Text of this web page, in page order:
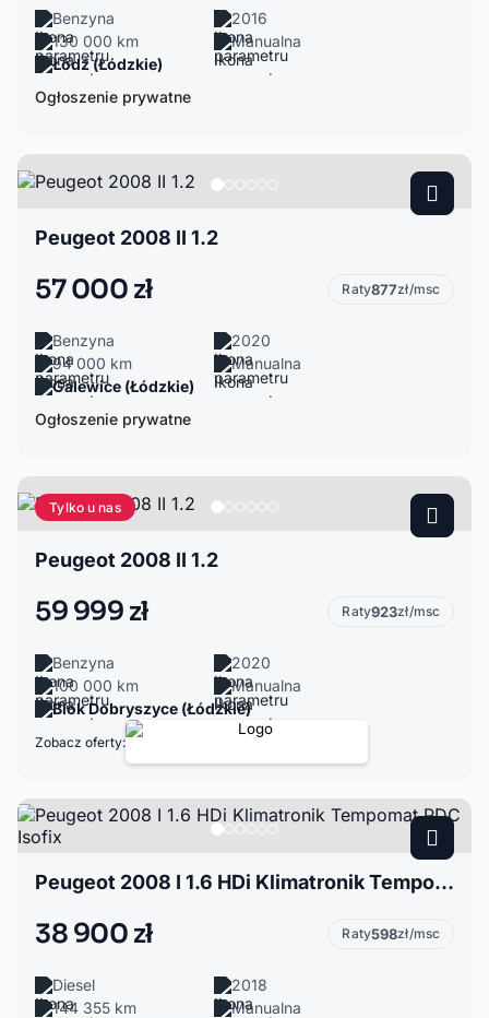
Benzyna
2016
130 000 km
Manualna
Łódź (Łódzkie)
Ogłoszenie prywatne
Peugeot 2008 II 1.2
57 000 zł Raty877zł/msc
Benzyna
2020
94 000 km
Manualna
Galewice (Łódzkie)
Ogłoszenie prywatne
Tylko u nas
Peugeot 2008 II 1.2
59 999 zł Raty923zł/msc
Benzyna
2020
100 000 km
Manualna
Blok Dobryszyce (Łódzkie)
Zobacz oferty:
Peugeot 2008 I 1.6 HDi Klimatronik Tempomat PDC Isofix
38 900 zł Raty598zł/msc
Diesel
2018
144 355 km
Manualna